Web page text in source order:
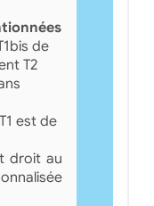
de
T2
est de
droit au